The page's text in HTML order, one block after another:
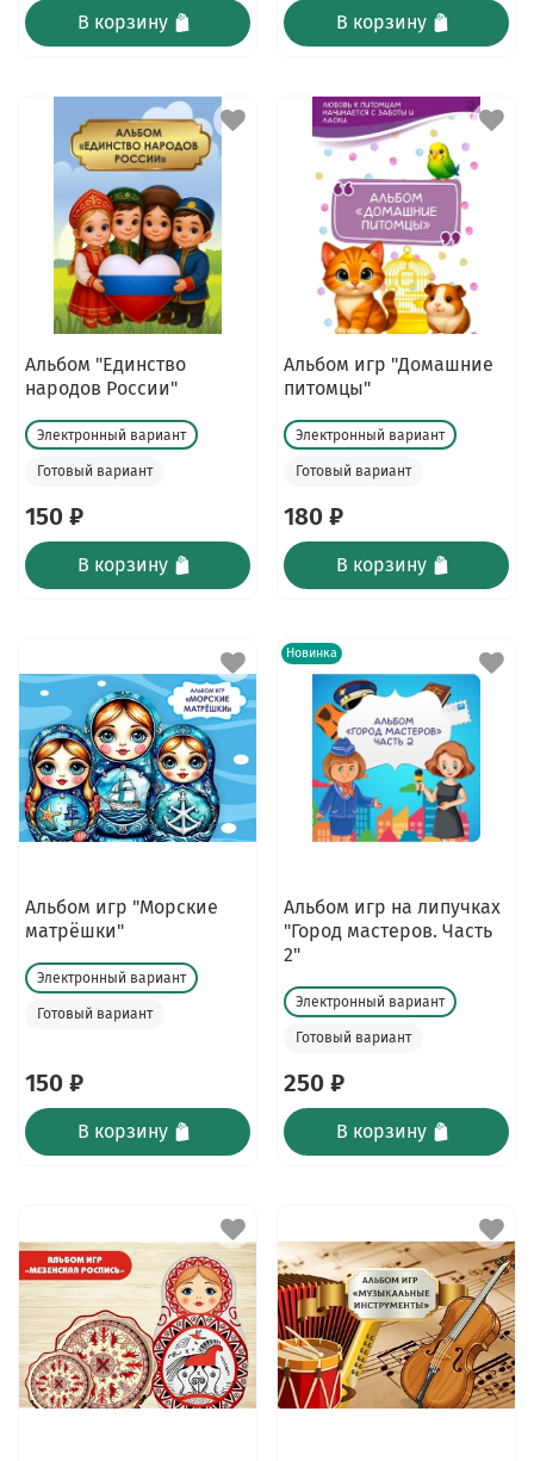
В корзину В корзину
Альбом "Единство
народов России"
Электронный вариант
Готовый вариант
150 ₽
В корзину
Альбом игр "Домашние
питомцы"
Электронный вариант
Готовый вариант
180 ₽
В корзину
Альбом игр "Морские
матрёшки"
Электронный вариант
Готовый вариант
150 ₽
В корзину
Новинка
Альбом игр на липучках
"Город мастеров. Часть
2"
Электронный вариант
Готовый вариант
250 ₽
В корзину